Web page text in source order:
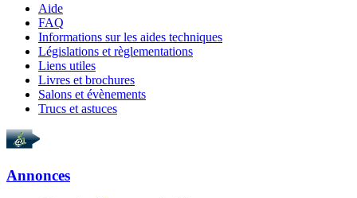
Aide
FAQ
Informations sur les aides techniques
Législations et règlementations
Liens utiles
Livres et brochures
Salons et évènements
Trucs et astuces
Annonces